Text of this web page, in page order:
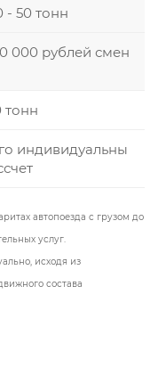
- 50 тонн
000 рублей смен
тонн
индивидуальны
автопоезда с грузом до
услуг.
исходя из
состава